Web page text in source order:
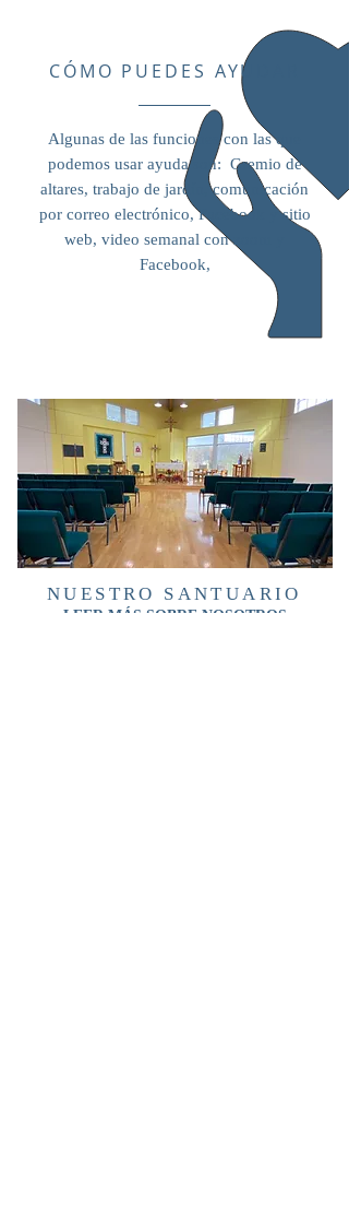
CÓMO PUEDES AYUDAR
Algunas de las funciones con las que
podemos usar ayuda son: Gremio de
altares, trabajo de jardín, comunicación
por correo electrónico, Facebook y sitio
web, video semanal con zoom y
Facebook,
NUESTRO SANTUARIO
LEER MÁS SOBRE NOSOTROS